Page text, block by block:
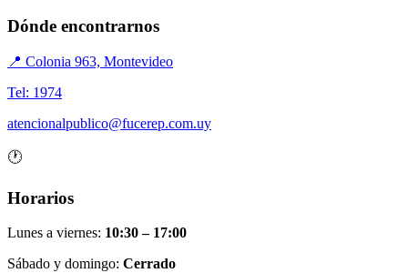
Dónde encontrarnos
📍 Colonia 963, Montevideo
Tel: 1974
atencionalpublico@fucerep.com.uy
🕐
Horarios
Lunes a viernes: 10:30 – 17:00
Sábado y domingo: Cerrado